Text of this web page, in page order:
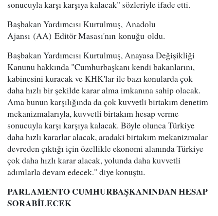
sonucuyla karşı karşıya kalacak" sözleriyle ifade etti.
Başbakan Yardımcısı Kurtulmuş, Anadolu
Ajansı (AA) Editör Masası'nın konuğu oldu.
Başbakan Yardımcısı Kurtulmuş, Anayasa Değişikliği
Kanunu hakkında "Cumhurbaşkanı kendi bakanlarını,
kabinesini kuracak ve KHK'lar ile bazı konularda çok
daha hızlı bir şekilde karar alma imkanına sahip olacak.
Ama bunun karşılığında da çok kuvvetli birtakım denetim
mekanizmalarıyla, kuvvetli birtakım hesap verme
sonucuyla karşı karşıya kalacak. Böyle olunca Türkiye
daha hızlı kararlar alacak, aradaki birtakım mekanizmalar
devreden çıktığı için özellikle ekonomi alanında Türkiye
çok daha hızlı karar alacak, yolunda daha kuvvetli
adımlarla devam edecek." diye konuştu.
PARLAMENTO CUMHURBAŞKANINDAN HESAP
SORABİLECEK